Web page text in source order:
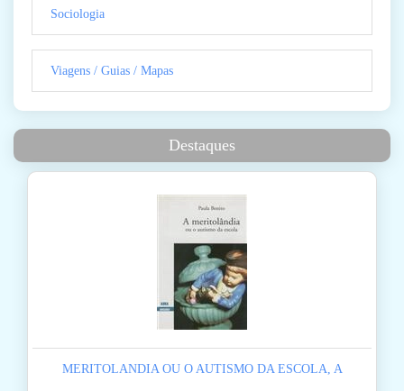
Sociologia
Viagens / Guias / Mapas
Destaques
MERITOLANDIA OU O AUTISMO DA ESCOLA, A